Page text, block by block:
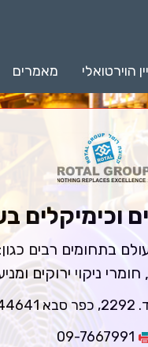
הוירטואלי מאמרים
וכימיקלים
בתחומים רבים
09-7667991